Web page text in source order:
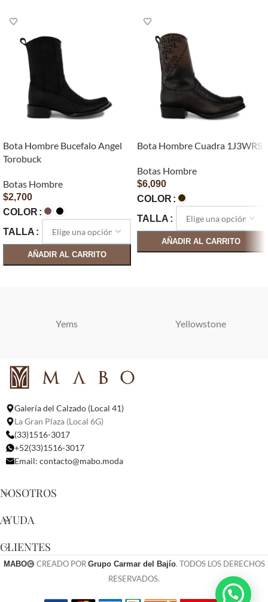
Bota Hombre Bucefalo Angel
Torobuck
Botas Hombre
$2,700
COLOR
TALLA
AÑADIR AL CARRITO
Bota Hombre Cuadra 1J3WRS
Botas Hombre
$6,090
COLOR
TALLA
AÑADIR AL CARRITO
Yems Yellowstone
Galería del Calzado (Local 41)
La Gran Plaza (Local 6G)
(33)1516-3017
+52(33)1516-3017
Email: contacto@mabo.moda
NOSOTROS
AYUDA
CLIENTES
MABO CREADO POR Grupo Carmar del Bajío. TODOS LOS DERECHOS
RESERVADOS.